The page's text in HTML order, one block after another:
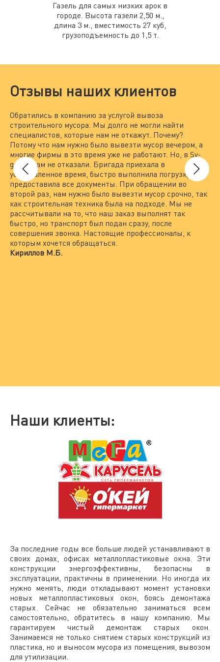
Газель для самых низких арок в
городе. Высота газели 2,50 м.,
длина 3 м., вместимость 27 куб,
грузоподъемность до 1,5 т.
Отзывы наших клиентов
Обратились в компанию за услугой вывоза
строительного мусора. Мы долго не могли найти
специалистов, которые нам не откажут. Почему?
Потому что нам нужно было вывезти мусор вечером, а
многие фирмы в это время уже не работают. Но, в Sv-
group нам не отказали. Бригада приехала в
установленное время, быстро выполнила погрузку и
предоставила все документы. При обращении во
второй раз, нам нужно было вывезти мусор срочно, так
как строительная техника была на подходе. Мы не
рассчитывали на то, что наш заказ выполнят так
быстро, но транспорт был подан сразу, после
совершения звонка. Настоящие профессионалы, к
которым хочется обращаться.
Кириллов М.Б.
Наши клиенты:
За последние годы все больше людей устанавливают в
своих домах, офисах металлопластиковые окна. Эти
конструкции энергоэффективны, безопасны в
эксплуатации, практичны в применении. Но иногда их
нужно менять, люди откладывают момент установки
новых металлопластиковых окон, боясь демонтажа
старых. Сейчас не обязательно заниматься всем
самостоятельно, обратитесь в нашу компанию. Мы
гарантируем чистый демонтаж старых окон.
Занимаемся не только снятием старых конструкций из
пластика, но и выносом мусора из помещения, вывозом
для утилизации.